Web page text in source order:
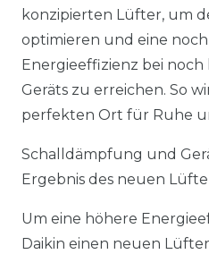
konzipierten Lüfter, um
optimieren und eine
Energieeffizienz bei
Geräts zu erreichen. So
perfekten Ort für Ruhe
Schalldämpfung und
Ergebnis des neuen
Um eine höhere
Daikin einen neuen